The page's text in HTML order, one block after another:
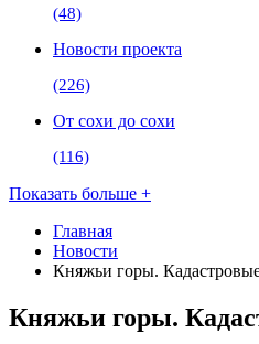
(48)
Новости проекта
(226)
От сохи до сохи
(116)
Показать больше +
Главная
Новости
Княжьи горы.
Княжьи горы.